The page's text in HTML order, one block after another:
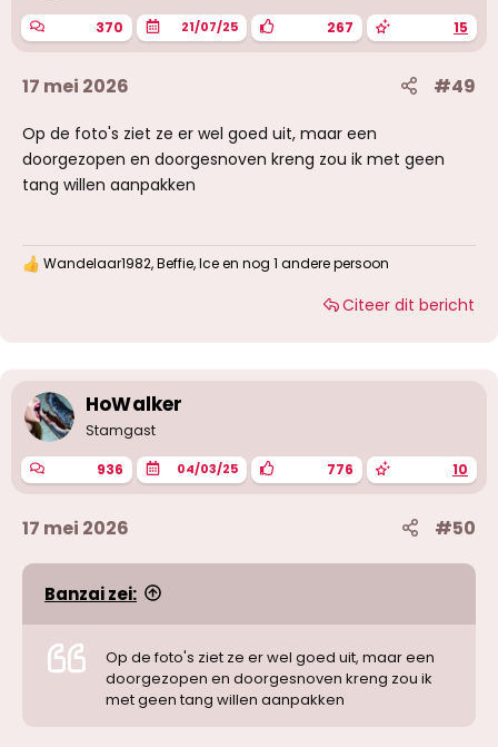
370 21/07/25 267 15
17 mei 2026 #49
Op de foto's ziet ze er wel goed uit, maar een
doorgezopen en doorgesnoven kreng zou ik met geen
tang willen aanpakken
W
n
g
n
:
Wandelaar1982,Beffie,Iceen nog 1 andere persoon
Citeer dit bericht
HoWalker
Stamgast
936 04/03/25 776 10
17 mei 2026 #50
Banzai zei:
Op de foto's ziet ze er wel goed uit, maar een
doorgezopen en doorgesnoven kreng zou ik
met geen tang willen aanpakken